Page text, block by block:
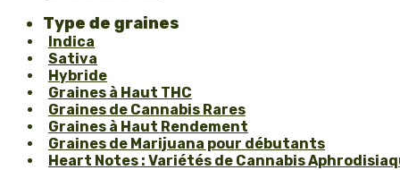
Type de graines
Indica
Sativa
Hybride
Graines à Haut THC
Graines de Cannabis Rares
Graines à Haut Rendement
Graines de Marijuana pour débutants
Heart Notes : Variétés de Cannabis